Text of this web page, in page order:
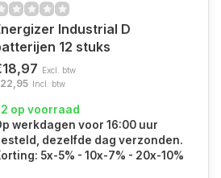
Industrial D
12 stuks
Excl. btw
Incl. btw
op voorraad
werkdagen voor 16:00 uur
dezelfde dag verzonden.
5x-5% - 10x-7% - 20x-10%